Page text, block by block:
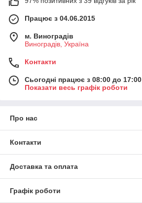
Працює з 04.06.2015
м. Виноградів
Виноградів, Україна
Контакти
Сьогодні працює з 08:00 до 17:00
Показати весь графік роботи
Про нас
Контакти
Доставка та оплата
Графік роботи